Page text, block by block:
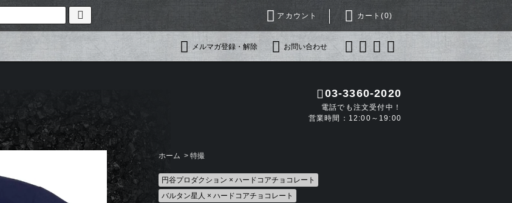
アカウント カート(0)
メルマガ登録・解除 お問い合わせ
03-3360-2020
電話でも注文受付中！
営業時間：12:00～19:00
ホーム > 特撮
円谷プロダクション × ハードコアチョコレート
バルタン星人 × ハードコアチョコレート